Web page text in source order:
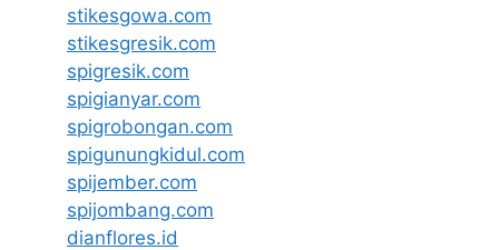
stikesgowa.com
stikesgresik.com
spigresik.com
spigianyar.com
spigrobongan.com
spigunungkidul.com
spijember.com
spijombang.com
dianflores.id